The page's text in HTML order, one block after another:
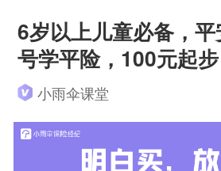
6岁以上儿童必备，
号学平险，100元起步
小雨伞课堂